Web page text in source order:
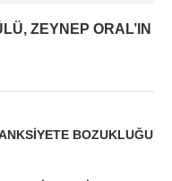
ZEYNEP ORAL’IN
BOZUKLUĞU